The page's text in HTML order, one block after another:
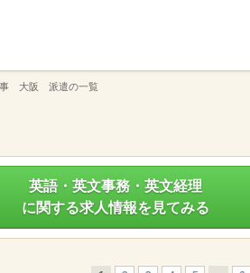
事 大阪 派遣の一覧
英語・英文事務・英文経理
に関する求人情報を見てみる